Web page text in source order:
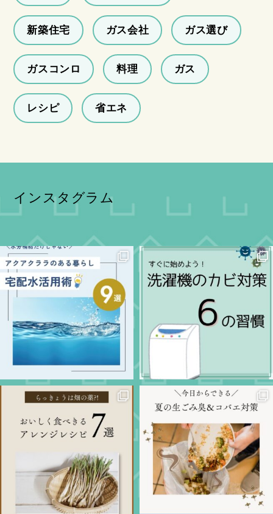
新築住宅 ガス会社 ガス選び
ガスコンロ 料理 ガス
レシピ 省エネ
インスタグラム